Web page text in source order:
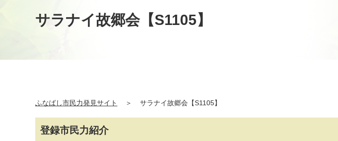
サラナイ故郷会【S1105】
ふなばし市民力発見サイト ＞ サラナイ故郷会【S1105】
登録市民力紹介